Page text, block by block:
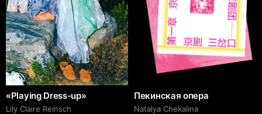
«Playing Dress-up»
Lily Claire Reinsch
Пекинская опера
Natalya Chekalina